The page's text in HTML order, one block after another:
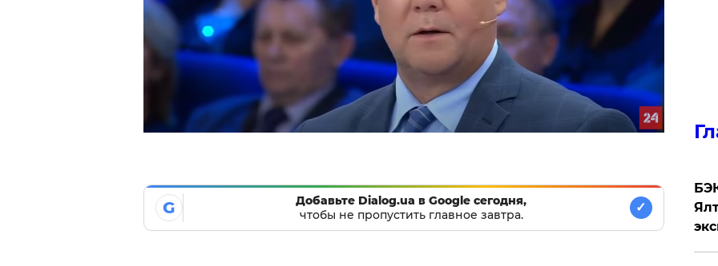
G
Добавьте Dialog.ua в Google сегодня,
чтобы не пропустить главное завтра.
✓